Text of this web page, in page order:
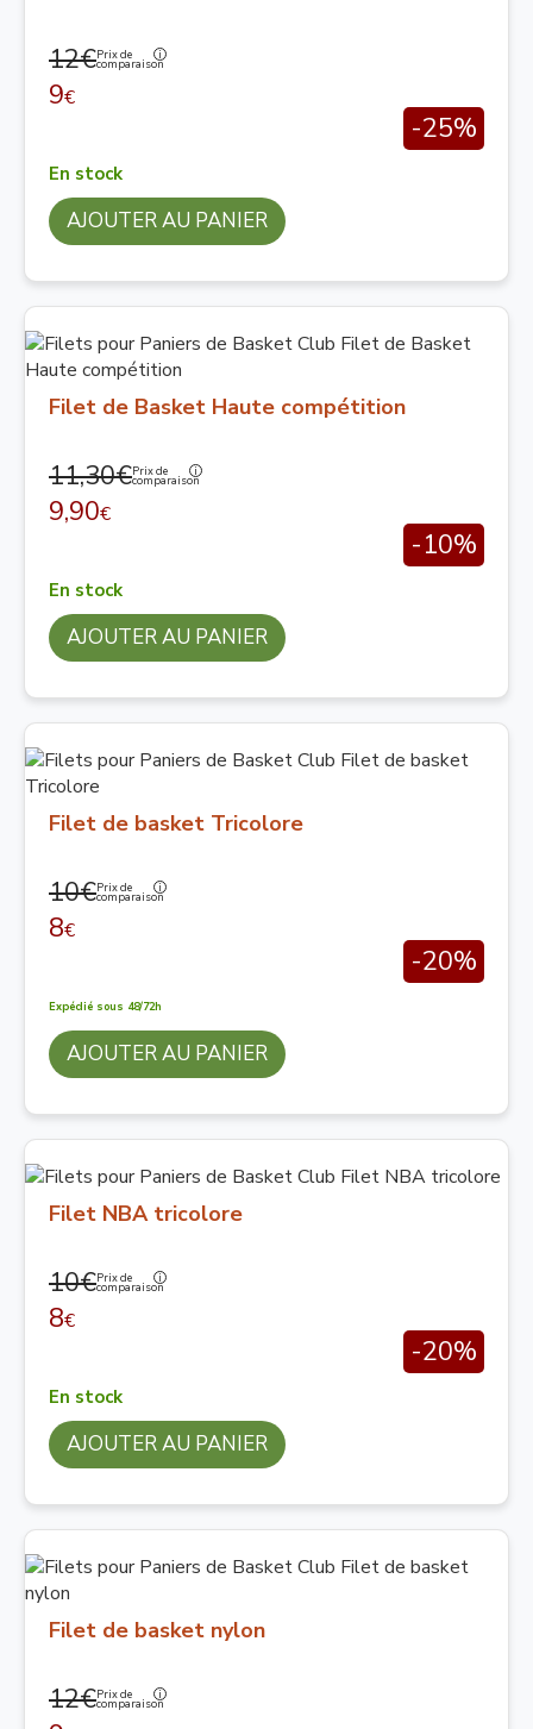
12€Prix de
comparaison
9€
-25%
En stock
AJOUTER AU PANIER
Filet de Basket Haute compétition
11,30€Prix de
comparaison
9,90€
-10%
En stock
AJOUTER AU PANIER
Filet de basket Tricolore
10€Prix de
comparaison
8€
-20%
Expédié sous 48/72h
AJOUTER AU PANIER
Filet NBA tricolore
10€Prix de
comparaison
8€
-20%
En stock
AJOUTER AU PANIER
Filet de basket nylon
12€Prix de
comparaison